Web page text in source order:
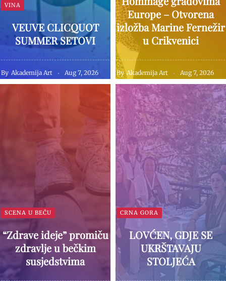
VINA
VEUVE CLICQUOT
SUMMER SETOVI
By Akademija Art Aug 7, 2026
Europe – Otvorena
izložba Marine Fernežir
u Crikvenici
By Akademija Art Aug 7, 2026
SCENA U BEČU
“Zdrave ideje” promiču
zdravlje u bečkim
susjedstvima
CRNA GORA
LOVĆEN, GDJE SE
UKRŠTAVAJU
STOLJEĆA